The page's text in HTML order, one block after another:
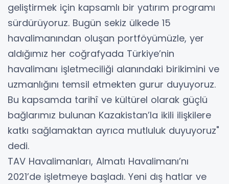
geliştirmek için kapsamlı bir yatırım programı
sürdürüyoruz. Bugün sekiz ülkede 15
havalimanından oluşan portföyümüzle, yer
aldığımız her coğrafyada Türkiye’nin
havalimanı işletmeciliği alanındaki birikimini ve
uzmanlığını temsil etmekten gurur duyuyoruz.
Bu kapsamda tarihî ve kültürel olarak güçlü
bağlarımız bulunan Kazakistan’la ikili ilişkilere
katkı sağlamaktan ayrıca mutluluk duyuyoruz"
dedi.
TAV Havalimanları, Almatı Havalimanı’nı
2021’de işletmeye başladı. Yeni dış hatlar ve